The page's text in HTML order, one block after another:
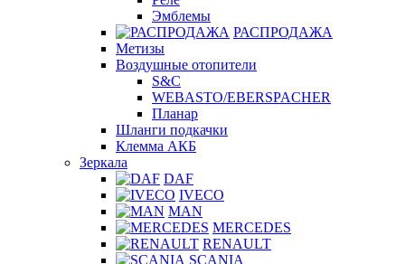
Эмблемы
РАСПРОДАЖА
Метизы
Воздушные отопители
S&C
WEBASTO/EBERSPACHER
Планар
Шланги подкачки
Клемма АКБ
Зеркала
DAF
IVECO
MAN
MERCEDES
RENAULT
SCANIA